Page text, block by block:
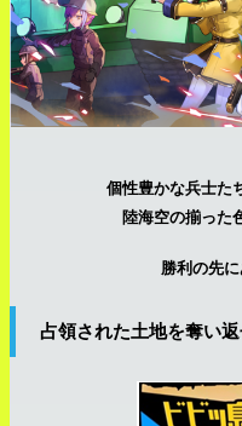
個性豊かな兵士た
陸海空の揃った
勝利の先
占領された土地を奪い返